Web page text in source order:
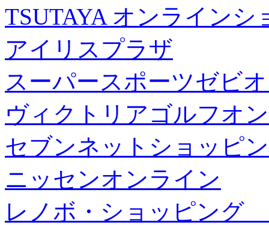
TSUTAYA オンラインシ
アイリスプラザ
スーパースポーツゼビ
ヴィクトリアゴルフオ
セブンネットショッピ
ニッセンオンライン
レノボ・ショッピング